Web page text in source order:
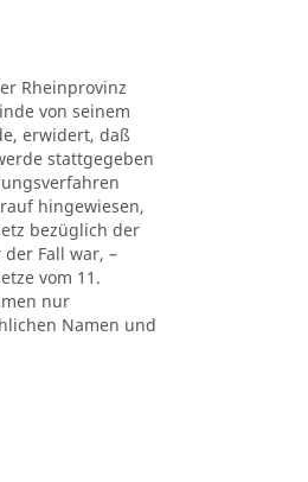
Rheinprovinz
von seinem
erwidert, daß
stattgegeben
hingewiesen,
bezüglich der
Fall war, –
vom 11.
nur
Namen und